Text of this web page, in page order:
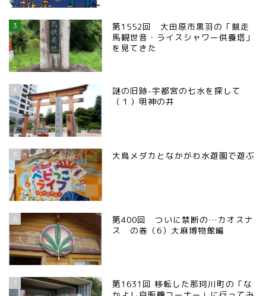
3
第1552回 大田原市黒羽の「競走
馬観世音・ライスシャワー供養塔」
を見てきた
4
謎の旧跡-宇都宮の七水を探して
（１）明神の井
5 大鳥メダカとなかがわ水遊園で遊ぶ
6
第400回 ついに禁断の…カオスナ
ス の巻（6）大麻博物館編
7
第1631回 移転した那珂川町の「な